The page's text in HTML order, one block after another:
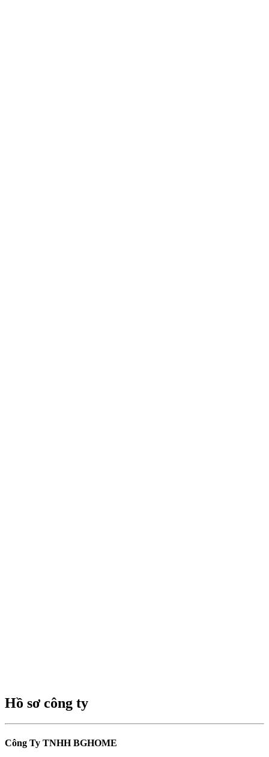
Hồ sơ công ty
Công Ty TNHH BGHOME